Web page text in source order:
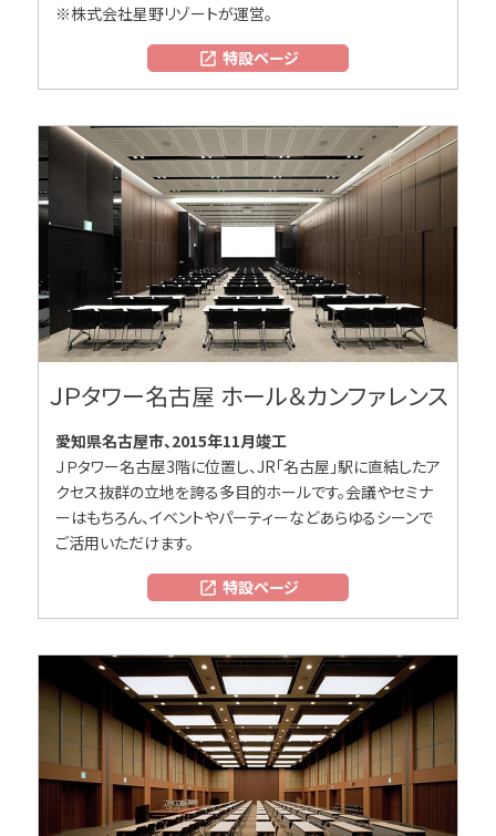
※株式会社星野リゾートが運営。
open_in_new 特設ページ
ＪＰタワー名古屋 ホール＆カンファレンス
愛知県名古屋市、2015年11月竣工
ＪＰタワー名古屋3階に位置し、JR「名古屋」駅に直結したア
クセス抜群の立地を誇る多目的ホールです。会議やセミナ
ーはもちろん、イベントやパーティーなどあらゆるシーンで
ご活用いただけます。
open_in_new 特設ページ